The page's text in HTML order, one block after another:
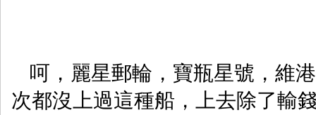
呵，麗星郵輪，寶瓶星號，維
次都沒上過這種船，上去除了輸